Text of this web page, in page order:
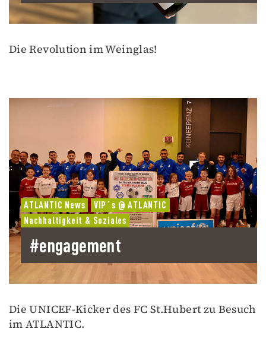
Die Revolution im Weinglas!
ATLANTIC News
VIP´s @ ATLANTIC
Nachhaltigkeit & Soziales
#engagement
Die UNICEF-Kicker des FC St.Hubert zu Besuch
im ATLANTIC.